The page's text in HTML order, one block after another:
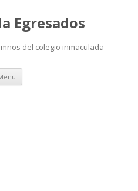
Egresados
del colegio inmaculada
Saltar
contenido